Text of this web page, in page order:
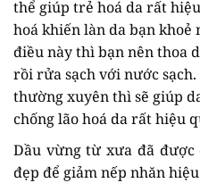
thể giúp trẻ hoá da rất
hoá khiến làn da bạn
điều này thì bạn nên thoa
rồi rửa sạch với nước
thường xuyên thì sẽ giúp
chống lão hoá da rất hiệu
Dầu vừng từ xưa đã
đẹp để giảm nếp nhăn